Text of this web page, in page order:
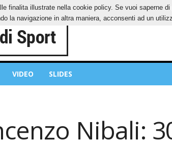
VIDEO SLIDES
Nibali:
illustrate nella cookie policy. Se vuoi saperne
la navigazione in altra maniera, acconsenti ad un